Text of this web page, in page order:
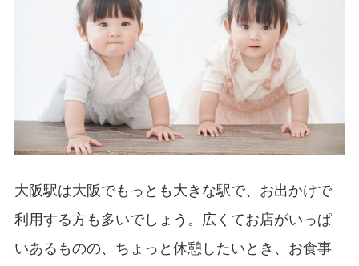
大阪駅は大阪でもっとも大きな駅で、お出かけで
利用する方も多いでしょう。広くてお店がいっぱ
いあるものの、ちょっと休憩したいとき、お食事